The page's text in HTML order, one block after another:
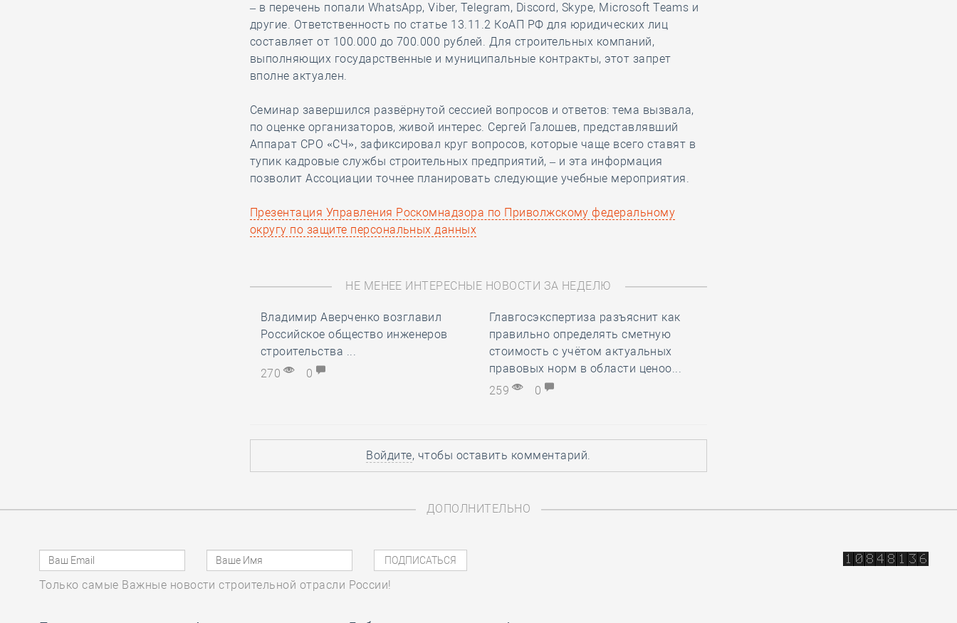
добившись отказа в иске почти на
05.08, 14:18 415
– в перечень попали WhatsApp, Viber, Telegram, Discord, Skype, Microsoft Teams и
другие. Ответственность по статье 13.11.2 КоАП РФ для юридических лиц
составляет от 100.000 до 700.000 рублей. Для строительных компаний,
выполняющих государственные и муниципальные контракты, этот запрет
вполне актуален.
Семинар завершился развёрнутой сессией вопросов и ответов: тема вызвала,
по оценке организаторов, живой интерес. Сергей Галошев, представлявший
Аппарат СРО «СЧ», зафиксировал круг вопросов, которые чаще всего ставят в
тупик кадровые службы строительных предприятий, – и эта информация
позволит Ассоциации точнее планировать следующие учебные мероприятия.
Презентация Управления Роскомнадзора по Приволжскому федеральному
округу по защите персональных данных
НЕ МЕНЕЕ ИНТЕРЕСНЫЕ НОВОСТИ ЗА НЕДЕЛЮ
Владимир Аверченко возглавил
Российское общество инженеров
строительства ...
270
0
Главгосэкспертиза разъяснит как
правильно определять сметную
стоимость с учётом актуальных
правовых норм в области ценоо...
259
0
Войдите, чтобы оставить комментарий.
ДОПОЛНИТЕЛЬНО
Только самые Важные новости строительной отрасли России!